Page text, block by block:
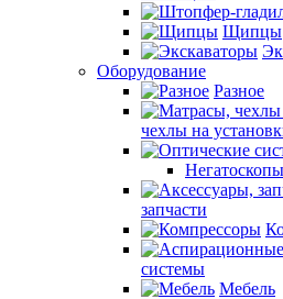
Щипцы
Оборудование
Разное
чехлы на
Негатоскопы
запчасти
системы
Мебель